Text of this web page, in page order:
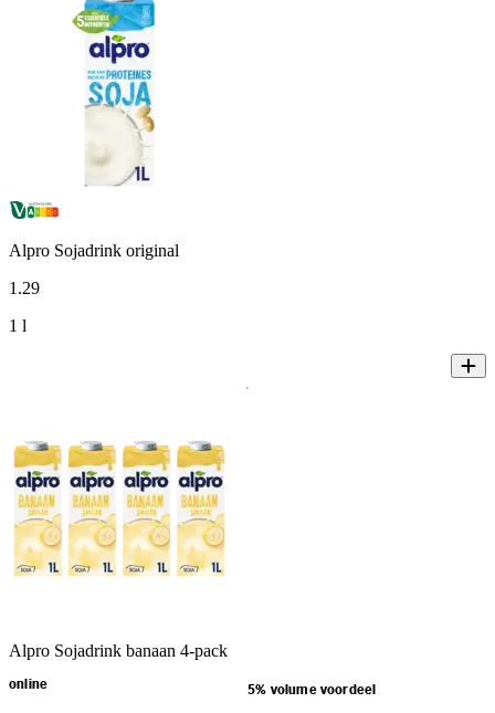
Alpro Sojadrink original
1 .29
1 l
Alpro Sojadrink banaan 4-pack
online 5% volume voordeel